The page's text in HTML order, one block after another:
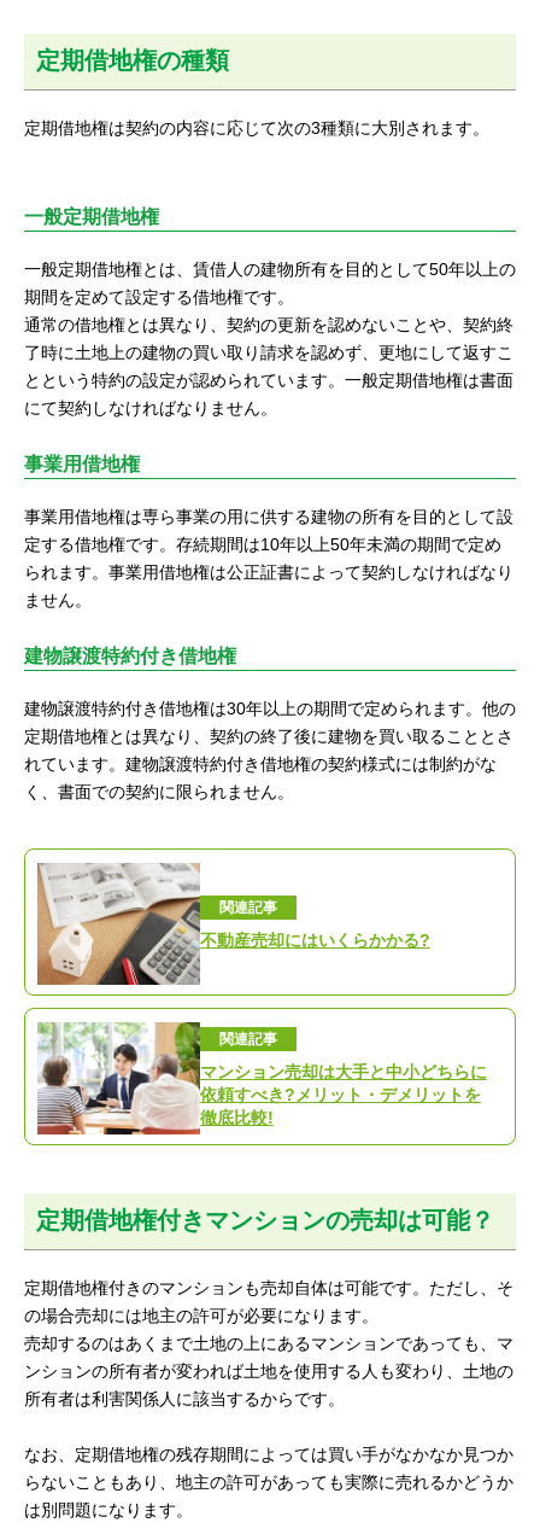
定期借地権の種類
定期借地権は契約の内容に応じて次の3種類に大別されます。
一般定期借地権
一般定期借地権とは、賃借人の建物所有を目的として50年以上の
期間を定めて設定する借地権です。
通常の借地権とは異なり、契約の更新を認めないことや、契約終
了時に土地上の建物の買い取り請求を認めず、更地にして返すこ
とという特約の設定が認められています。一般定期借地権は書面
にて契約しなければなりません。
事業用借地権
事業用借地権は専ら事業の用に供する建物の所有を目的として設
定する借地権です。存続期間は10年以上50年未満の期間で定め
られます。事業用借地権は公正証書によって契約しなければなり
ません。
建物譲渡特約付き借地権
建物譲渡特約付き借地権は30年以上の期間で定められます。他の
定期借地権とは異なり、契約の終了後に建物を買い取ることとさ
れています。建物譲渡特約付き借地権の契約様式には制約がな
く、書面での契約に限られません。
関連記事
不動産売却にはいくらかかる?
関連記事
マンション売却は大手と中小どちらに
依頼すべき?メリット・デメリットを
徹底比較!
定期借地権付きマンションの売却は可能？
定期借地権付きのマンションも売却自体は可能です。ただし、そ
の場合売却には地主の許可が必要になります。
売却するのはあくまで土地の上にあるマンションであっても、マ
ンションの所有者が変われば土地を使用する人も変わり、土地の
所有者は利害関係人に該当するからです。
なお、定期借地権の残存期間によっては買い手がなかなか見つか
らないこともあり、地主の許可があっても実際に売れるかどうか
は別問題になります。